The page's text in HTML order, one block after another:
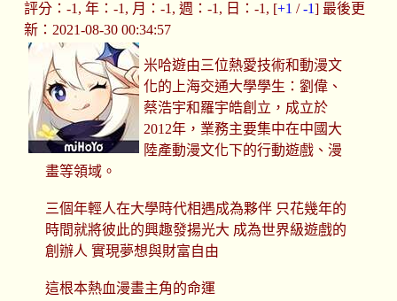
評分：-1, 年：-1, 月：-1, 週：-1, 日：-1, [+1 /-1] 最後更
新：2021-08-30 00:34:57
米哈遊由三位熱愛技術和動漫文
化的上海交通大學學生：劉偉、
蔡浩宇和羅宇皓創立，成立於
2012年，業務主要集中在中國大
陸產動漫文化下的行動遊戲、漫
畫等領域。
三個年輕人在大學時代相遇成為夥伴 只花幾年的
時間就將彼此的興趣發揚光大 成為世界級遊戲的
創辦人 實現夢想與財富自由
這根本熱血漫畫主角的命運